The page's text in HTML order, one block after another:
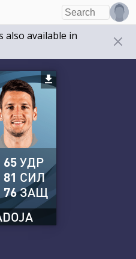
also available in
65УДР
81 СИЛ
76ЗАЩ